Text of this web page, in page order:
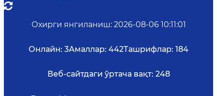
Охирги янгиланиш: 2026-08-06 10:11:01
Онлайн: 3Амаллар: 442Ташрифлар: 184
Веб-сайтдаги ўртача вақт: 248